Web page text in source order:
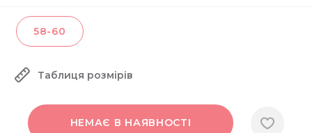
58-60
Таблиця розмірів
НЕМАЄ В НАЯВНОСТІ